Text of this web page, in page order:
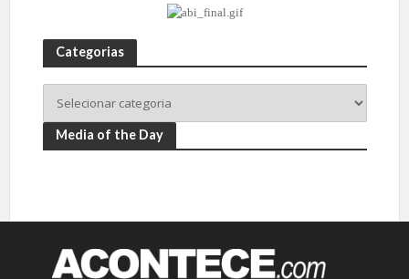
Categorias
Media of the Day